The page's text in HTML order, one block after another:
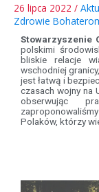
26 lipca 2022 /
Zdrowie
Stowarzyszenie
polskimi
bliskie relacje
wschodniej
jest łatwą i
czasach wojny na
obserwując
Polaków, którzy